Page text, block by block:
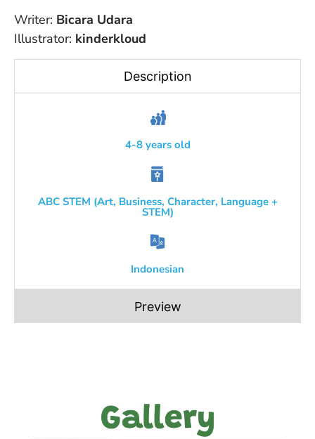
Writer: Bicara Udara
Illustrator: kinderkloud
Description
Preview
4-8 years old
ABC STEM (Art, Business, Character, Language +
STEM)
Indonesian